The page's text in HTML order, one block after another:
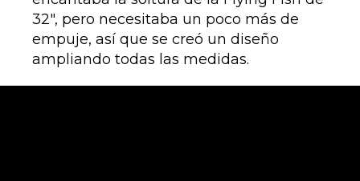
32", pero necesitaba un poco más de
empuje, así que se creó un diseño
ampliando todas las medidas.